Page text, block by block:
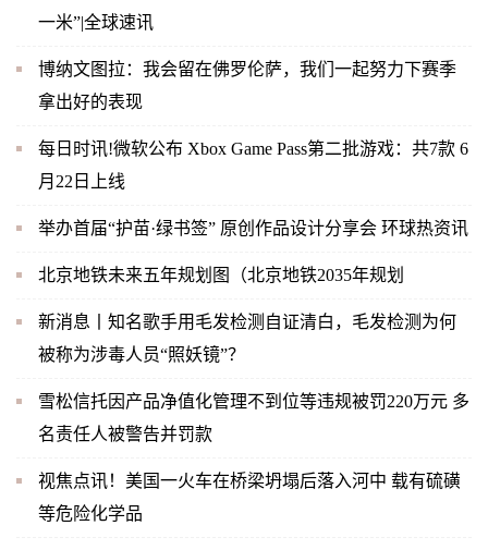
一米”|全球速讯
博纳文图拉：我会留在佛罗伦萨，我们一起努力下赛季
拿出好的表现
每日时讯!微软公布 Xbox Game Pass第二批游戏：共7款 6
月22日上线
举办首届“护苗·绿书签” 原创作品设计分享会 环球热资讯
北京地铁未来五年规划图（北京地铁2035年规划
新消息丨知名歌手用毛发检测自证清白，毛发检测为何
被称为涉毒人员“照妖镜”？
雪松信托因产品净值化管理不到位等违规被罚220万元 多
名责任人被警告并罚款
视焦点讯！美国一火车在桥梁坍塌后落入河中 载有硫磺
等危险化学品